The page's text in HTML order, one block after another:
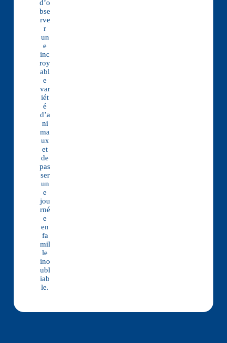
d’o
bse
rve
r
un
e
inc
roy
abl
e
var
iét
é
d’a
ni
ma
ux
et
de
pas
ser
un
e
jou
rné
e
en
fa
mil
le
ino
ubl
iab
le.